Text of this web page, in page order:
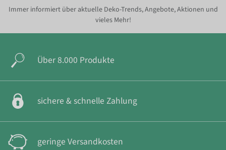
Immer informiert über aktuelle Deko-Trends, Angebote, Aktionen und
vieles Mehr!
Über 8.000 Produkte
sichere & schnelle Zahlung
geringe Versandkosten